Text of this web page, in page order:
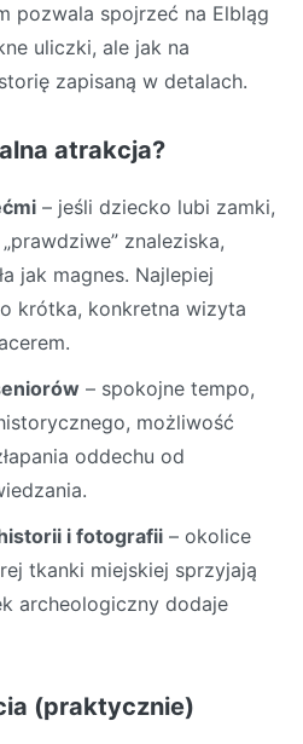
pozwala spojrzeć na Elbląg
uliczki, ale jak na
zapisaną w detalach.
atrakcja?
– jeśli dziecko lubi zamki,
znaleziska,
jak magnes. Najlepiej
krótka, konkretna wizyta
– spokojne tempo,
możliwość
oddechu od
i fotografii – okolice
tkanki miejskiej sprzyjają
archeologiczny dodaje
(praktycznie)